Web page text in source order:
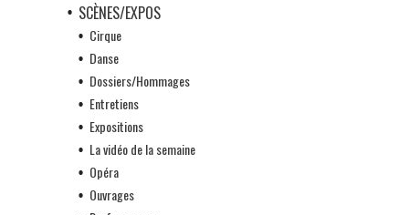
SCÈNES/EXPOS
Cirque
Danse
Dossiers/Hommages
Entretiens
Expositions
La vidéo de la semaine
Opéra
Ouvrages